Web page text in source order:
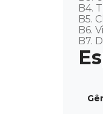
B4.
B5.
B6.
B7.